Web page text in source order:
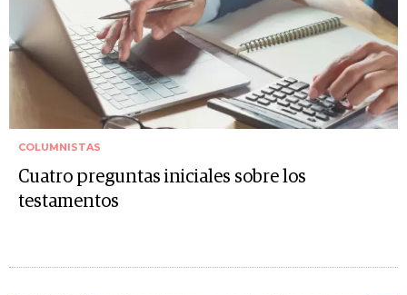
COLUMNISTAS
Cuatro preguntas iniciales sobre los
testamentos